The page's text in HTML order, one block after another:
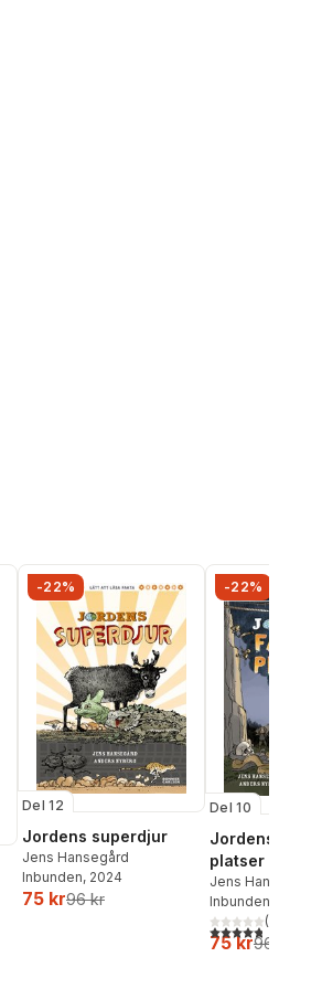
-22%
Del 12
Jordens superdjur
Jens Hansegård
Inbunden, 2024
75 kr96 kr
-22%
Del 10
Jordens
platser
Jens Hansegård
Inbunden
4,8utav 5(
75 kr96 kr